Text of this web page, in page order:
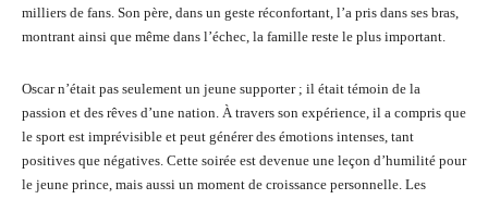
milliers de fans. Son père, dans un geste réconfortant, l’a pris dans ses bras,
montrant ainsi que même dans l’échec, la famille reste le plus important.
Oscar n’était pas seulement un jeune supporter ; il était témoin de la
passion et des rêves d’une nation. À travers son expérience, il a compris que
le sport est imprévisible et peut générer des émotions intenses, tant
positives que négatives. Cette soirée est devenue une leçon d’humilité pour
le jeune prince, mais aussi un moment de croissance personnelle. Les